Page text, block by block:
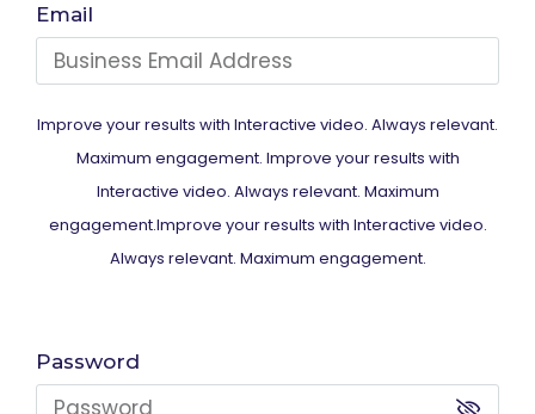
Email
Improve your results with Interactive video. Always relevant.
Maximum engagement. Improve your results with
Interactive video. Always relevant. Maximum
engagement.Improve your results with Interactive video.
Always relevant. Maximum engagement.
Password